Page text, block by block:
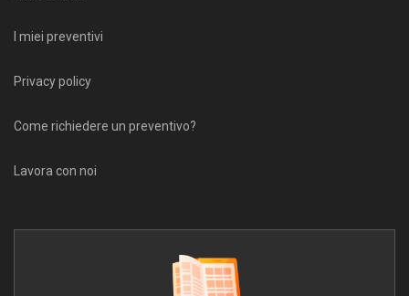
I miei preventivi
Privacy policy
Come richiedere un preventivo?
Lavora con noi